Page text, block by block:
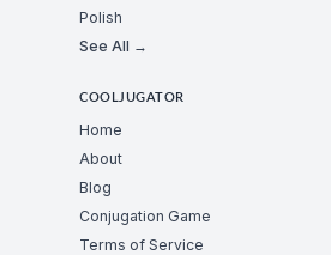
Polish
See All →
COOLJUGATOR
Home
About
Blog
Conjugation Game
Terms of Service